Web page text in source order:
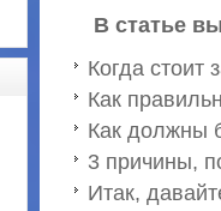
В статье
Когда стоит
Как
Как должны
3 причины,
Итак,